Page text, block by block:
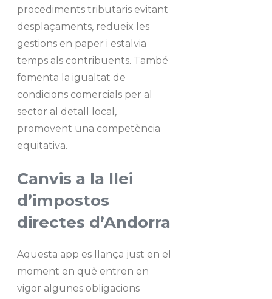
procediments tributaris evitant
desplaçaments, redueix les
gestions en paper i estalvia
temps als contribuents. També
fomenta la igualtat de
condicions comercials per al
sector al detall local,
promovent una competència
equitativa.
Canvis a la llei
d’impostos
directes d’Andorra
Aquesta app es llança just en el
moment en què entren en
vigor algunes obligacions